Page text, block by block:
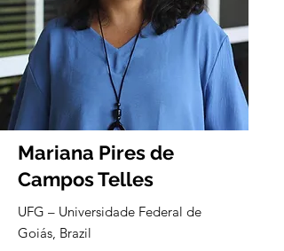
Mariana Pires de
Campos Telles
UFG – Universidade Federal de
Goiás, Brazil